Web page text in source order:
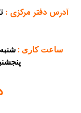
آدرس دفتر مرکزی:
ساعت کاری :
پنجشنبه